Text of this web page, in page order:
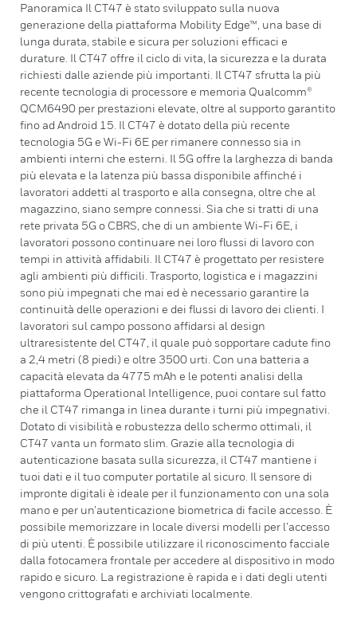
Panoramica Il CT47 è stato sviluppato sulla nuova
generazione della piattaforma Mobility Edge™, una base di
lunga durata, stabile e sicura per soluzioni efficaci e
durature. Il CT47 offre il ciclo di vita, la sicurezza e la durata
richiesti dalle aziende più importanti. Il CT47 sfrutta la più
recente tecnologia di processore e memoria Qualcomm®
QCM6490 per prestazioni elevate, oltre al supporto garantito
fino ad Android 15. Il CT47 è dotato della più recente
tecnologia 5G e Wi-Fi 6E per rimanere connesso sia in
ambienti interni che esterni. Il 5G offre la larghezza di banda
più elevata e la latenza più bassa disponibile affinché i
lavoratori addetti al trasporto e alla consegna, oltre che al
magazzino, siano sempre connessi. Sia che si tratti di una
rete privata 5G o CBRS, che di un ambiente Wi-Fi 6E, i
lavoratori possono continuare nei loro flussi di lavoro con
tempi in attività affidabili. Il CT47 è progettato per resistere
agli ambienti più difficili. Trasporto, logistica e i magazzini
sono più impegnati che mai ed è necessario garantire la
continuità delle operazioni e dei flussi di lavoro dei clienti. I
lavoratori sul campo possono affidarsi al design
ultraresistente del CT47, il quale può sopportare cadute fino
a 2,4 metri (8 piedi) e oltre 3500 urti. Con una batteria a
capacità elevata da 4775 mAh e le potenti analisi della
piattaforma Operational Intelligence, puoi contare sul fatto
che il CT47 rimanga in linea durante i turni più impegnativi.
Dotato di visibilità e robustezza dello schermo ottimali, il
CT47 vanta un formato slim. Grazie alla tecnologia di
autenticazione basata sulla sicurezza, il CT47 mantiene i
tuoi dati e il tuo computer portatile al sicuro. Il sensore di
impronte digitali è ideale per il funzionamento con una sola
mano e per un’autenticazione biometrica di facile accesso. È
possibile memorizzare in locale diversi modelli per l’accesso
di più utenti. È possibile utilizzare il riconoscimento facciale
dalla fotocamera frontale per accedere al dispositivo in modo
rapido e sicuro. La registrazione è rapida e i dati degli utenti
vengono crittografati e archiviati localmente.